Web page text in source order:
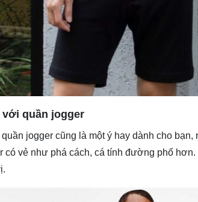
quần jogger
jogger cũng là một ý hay dành cho bạn,
có vẻ như phá cách, cá tính đường phố